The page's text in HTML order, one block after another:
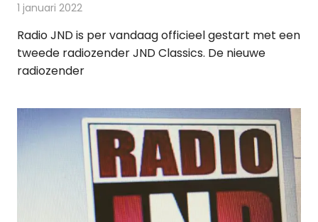
1 januari 2022
Radio JND is per vandaag officieel gestart met een
tweede radiozender JND Classics. De nieuwe
radiozender